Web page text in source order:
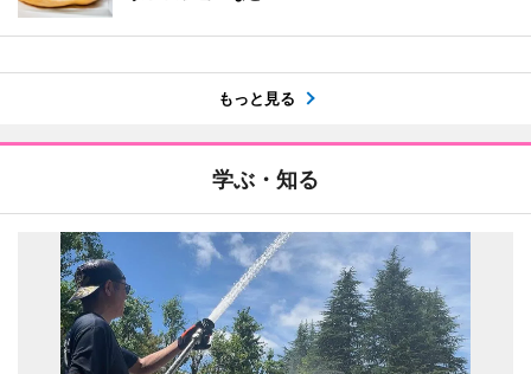
もっと見る
学ぶ・知る